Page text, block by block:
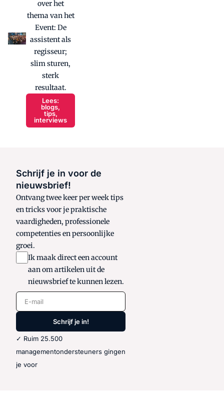
over het
thema van het
Event: De
assistent als
regisseur;
slim sturen,
sterk
resultaat.
Lees:
blogs,
tips,
interviews
Schrijf je in voor de
nieuwsbrief!
Ontvang twee keer per week tips
en tricks voor je praktische
vaardigheden, professionele
competenties en persoonlijke
groei.
Ik maak direct een account
aan om artikelen uit de
nieuwsbrief te kunnen lezen.
E-mail
Schrijf je in!
✓ Ruim 25.500
managementondersteuners gingen
je voor